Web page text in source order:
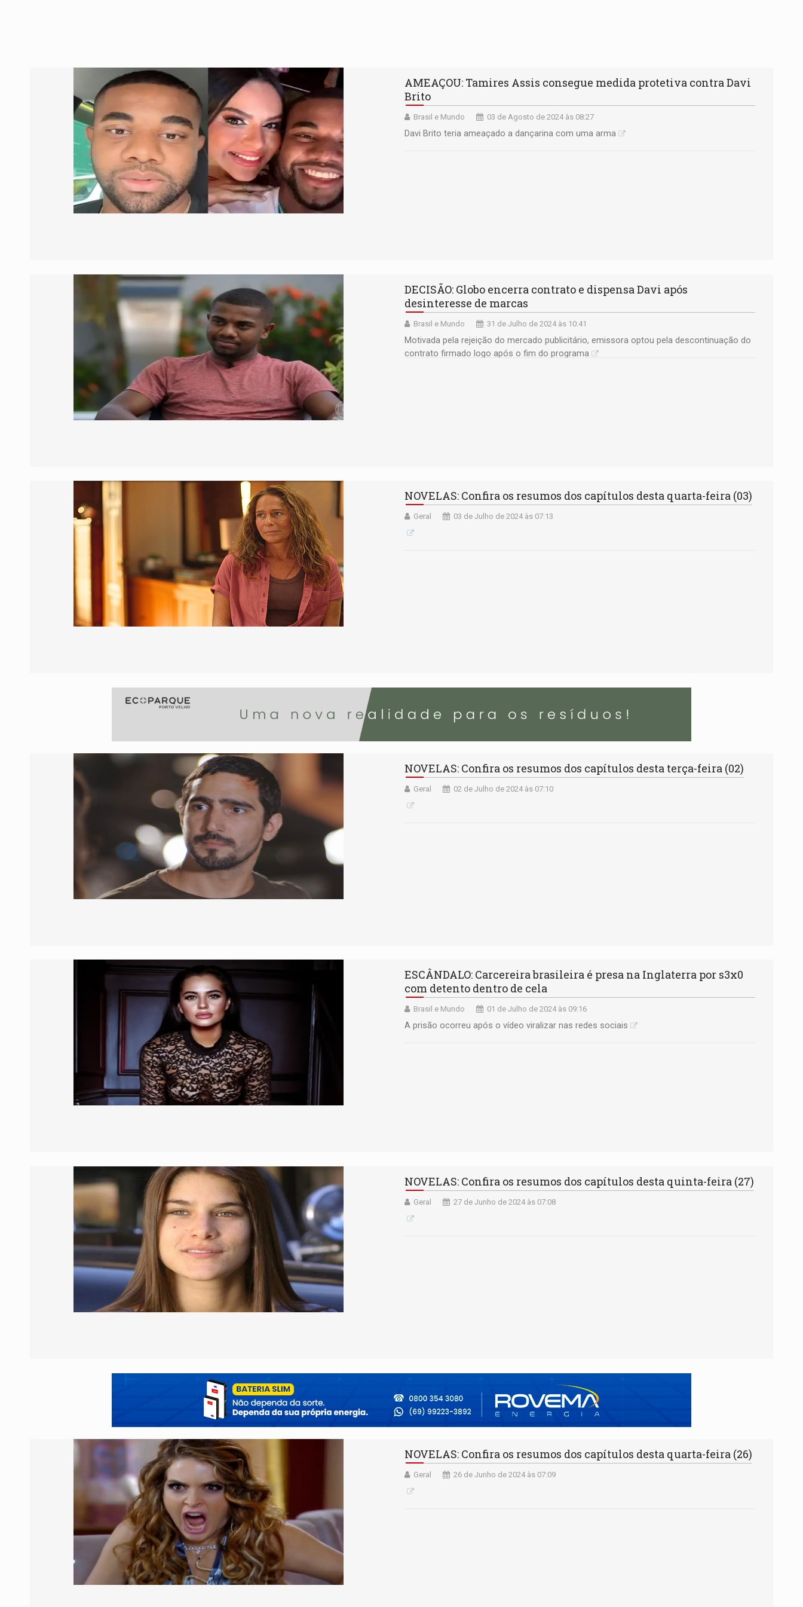
AMEAÇOU: Tamires Assis consegue medida protetiva contra Davi
Brito
Brasil e Mundo 03 de Agosto de 2024 às 08:27
Davi Brito teria ameaçado a dançarina com uma arma
DECISÃO: Globo encerra contrato e dispensa Davi após
desinteresse de marcas
Brasil e Mundo 31 de Julho de 2024 às 10:41
Motivada pela rejeição do mercado publicitário, emissora optou pela descontinuação do
contrato firmado logo após o fim do programa
NOVELAS: Confira os resumos dos capítulos desta quarta-feira (03)
Geral 03 de Julho de 2024 às 07:13
NOVELAS: Confira os resumos dos capítulos desta terça-feira (02)
Geral 02 de Julho de 2024 às 07:10
ESCÂNDALO: Carcereira brasileira é presa na Inglaterra por s3x0
com detento dentro de cela
Brasil e Mundo 01 de Julho de 2024 às 09:16
A prisão ocorreu após o vídeo viralizar nas redes sociais
NOVELAS: Confira os resumos dos capítulos desta quinta-feira (27)
Geral 27 de Junho de 2024 às 07:08
NOVELAS: Confira os resumos dos capítulos desta quarta-feira (26)
Geral 26 de Junho de 2024 às 07:09